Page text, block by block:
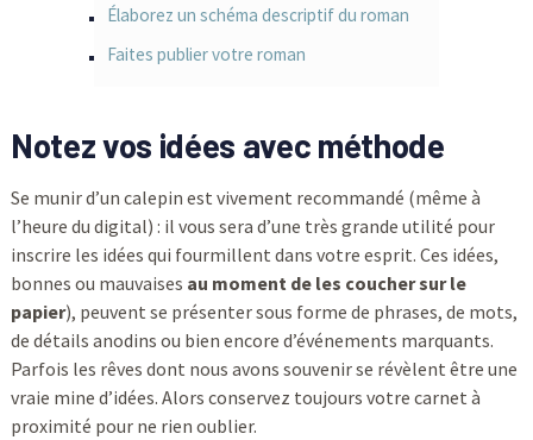
Élaborez un schéma descriptif du roman
Faites publier votre roman
Notez vos idées avec méthode
Se munir d’un calepin est vivement recommandé (même à
l’heure du digital) : il vous sera d’une très grande utilité pour
inscrire les idées qui fourmillent dans votre esprit. Ces idées,
bonnes ou mauvaises au moment de les coucher sur le
papier), peuvent se présenter sous forme de phrases, de mots,
de détails anodins ou bien encore d’événements marquants.
Parfois les rêves dont nous avons souvenir se révèlent être une
vraie mine d’idées. Alors conservez toujours votre carnet à
proximité pour ne rien oublier.